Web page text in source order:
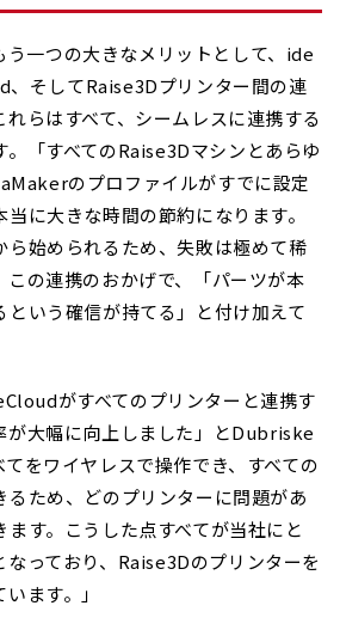
一つの大きなメリットとして、ide
そしてRaise3Dプリンター間の連
らはすべて、シームレスに連携する
。「すべてのRaise3Dマシンとあらゆ
のプロファイルがすでに設定
に大きな時間の節約になります。
ら始められるため、失敗は極めて稀
この連携のおかげで、「パーツが本
という確信が持てる」と付け加えて
がすべてのプリンターと連携す
が大幅に向上しました」とDubriske
をワイヤレスで操作でき、すべての
るため、どのプリンターに問題があ
す。こうした点すべてが当社にと
なっており、Raise3Dのプリンターを
ます。」